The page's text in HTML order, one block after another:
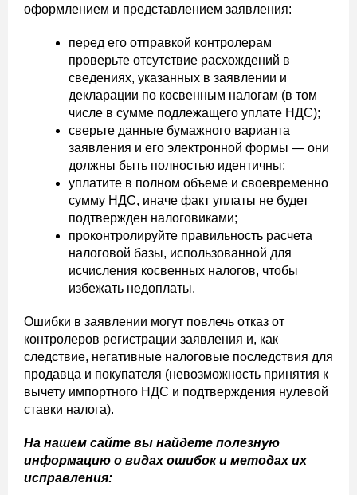
оформлением и представлением заявления:
перед его отправкой контролерам
проверьте отсутствие расхождений в
сведениях, указанных в заявлении и
декларации по косвенным налогам (в том
числе в сумме подлежащего уплате НДС);
сверьте данные бумажного варианта
заявления и его электронной формы — они
должны быть полностью идентичны;
уплатите в полном объеме и своевременно
сумму НДС, иначе факт уплаты не будет
подтвержден налоговиками;
проконтролируйте правильность расчета
налоговой базы, использованной для
исчисления косвенных налогов, чтобы
избежать недоплаты.
Ошибки в заявлении могут повлечь отказ от
контролеров регистрации заявления и, как
следствие, негативные налоговые последствия для
продавца и покупателя (невозможность принятия к
вычету импортного НДС и подтверждения нулевой
ставки налога).
На нашем сайте вы найдете полезную
информацию о видах ошибок и методах их
исправления: